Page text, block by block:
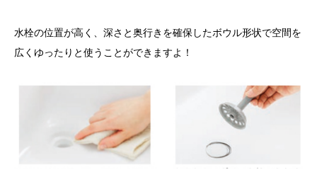
水栓の位置が高く、深さと奥行きを確保したボウル形状で空間を
広くゆったりと使うことができますよ！